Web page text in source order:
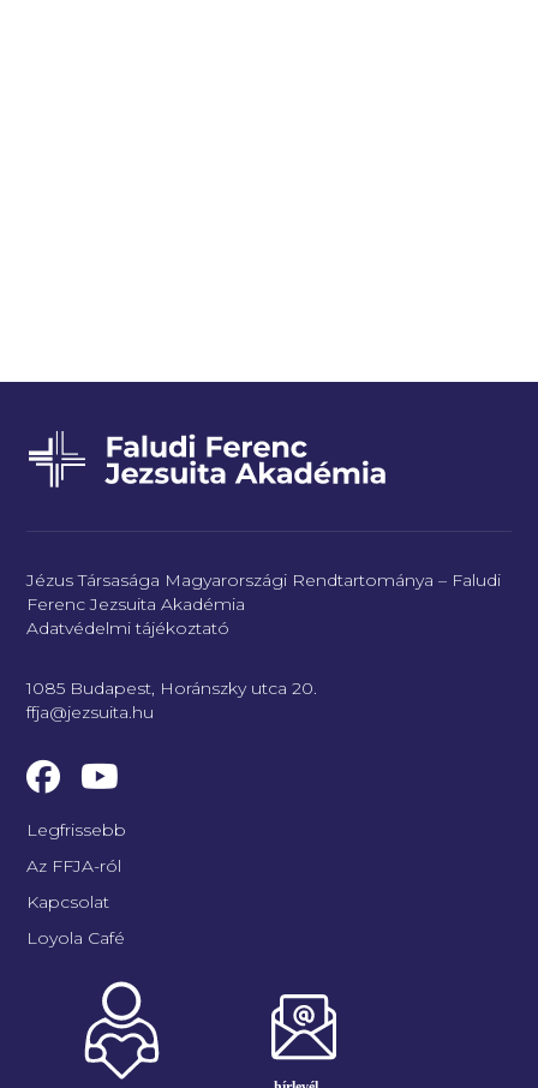
Jézus Társasága Magyarországi Rendtartománya – Faludi
Ferenc Jezsuita Akadémia
Adatvédelmi tájékoztató
1085 Budapest, Horánszky utca 20.
ffja@jezsuita.hu
Legfrissebb
Az FFJA-ról
Kapcsolat
Loyola Café